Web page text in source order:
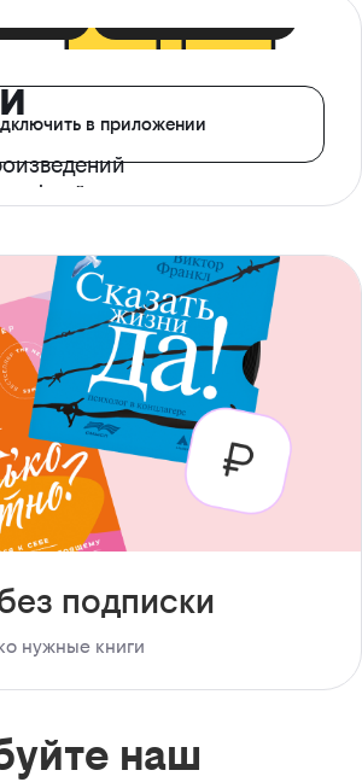
офлайн
в приложении
подписки
нужные книги
наш